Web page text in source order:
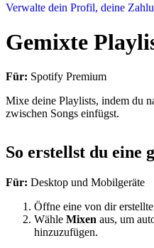
Verwalte dein Profil, deine
Gemixte
Für: Spotify Premium
Mixe deine Playlists, indem du
zwischen Songs einfügst.
So erstellst du eine
Für: Desktop und Mobilgeräte
Öffne eine von dir
Wähle Mixen aus, um
hinzuzufügen.